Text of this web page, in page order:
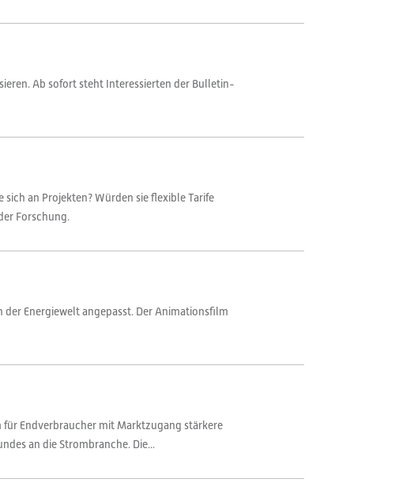
Ab sofort steht Interessierten der Bulletin-
an Projekten? Würden sie flexible Tarife
Forschung.
der Energiewelt angepasst. Der Animationsfilm
Endverbraucher mit Marktzugang stärkere
an die Strombranche. Die...